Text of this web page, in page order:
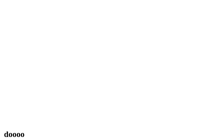
doooo